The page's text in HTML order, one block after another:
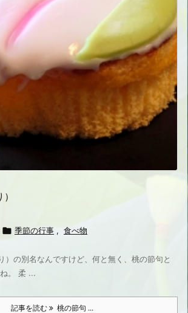
 季節の行事 , 食べ物
）の別名なんですけど、何と無く、桃の節句と
。 柔 ...
記事を読む 桃の節句 ...